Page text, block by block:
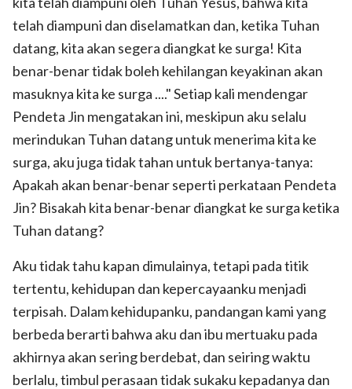
telah diampuni dan diselamatkan dan, ketika Tuhan
datang, kita akan segera diangkat ke surga! Kita
benar-benar tidak boleh kehilangan keyakinan akan
masuknya kita ke surga ...." Setiap kali mendengar
Pendeta Jin mengatakan ini, meskipun aku selalu
merindukan Tuhan datang untuk menerima kita ke
surga, aku juga tidak tahan untuk bertanya-tanya:
Apakah akan benar-benar seperti perkataan Pendeta
Jin? Bisakah kita benar-benar diangkat ke surga ketika
Tuhan datang?
Aku tidak tahu kapan dimulainya, tetapi pada titik
tertentu, kehidupan dan kepercayaanku menjadi
terpisah. Dalam kehidupanku, pandangan kami yang
berbeda berarti bahwa aku dan ibu mertuaku pada
akhirnya akan sering berdebat, dan seiring waktu
berlalu, timbul perasaan tidak sukaku kepadanya dan